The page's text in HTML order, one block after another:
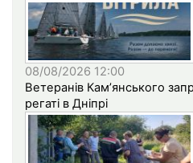
08/08/2026 12:00
Ветеранів Кам’янського
регаті в Дніпрі